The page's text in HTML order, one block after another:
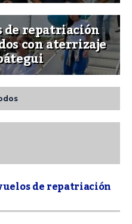
de repatriación
con aterrizaje
de repatriación